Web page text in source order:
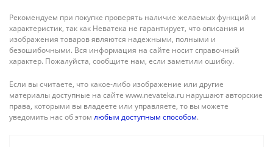
Рекомендуем при покупке проверять наличие желаемых функций и
характеристик, так как Неватека не гарантирует, что описания и
изображения товаров являются надежными, полными и
безошибочными. Вся информация на сайте носит справочный
характер. Пожалуйста, сообщите нам, если заметили ошибку.
Если вы считаете, что какое-либо изображение или другие
материалы доступные на сайте www.nevateka.ru нарушают авторские
права, которыми вы владеете или управляете, то вы можете
уведомить нас об этом любым доступным способом.